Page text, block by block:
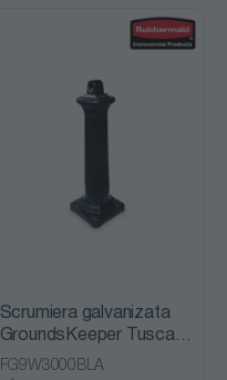
Scrumiera galvanizata
GroundsKeeper Tuscan,
neagra , Rubbermaid
FG9W3000BLA